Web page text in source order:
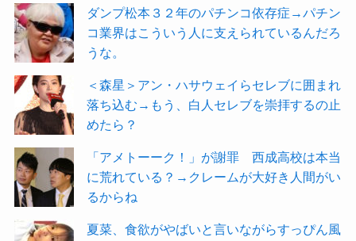
ダンプ松本３２年のパチンコ依存症→パチン
コ業界はこういう人に支えられているんだろ
うな。
＜森星＞アン・ハサウェイらセレブに囲まれ
落ち込む→もう、白人セレブを崇拝するの止
めたら？
「アメトーーク！」が謝罪 西成高校は本当
に荒れている？→クレームが大好き人間がい
るからね
夏菜、食欲がやばいと言いながらすっぴん風